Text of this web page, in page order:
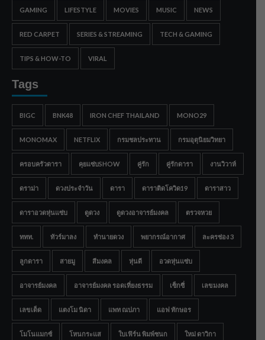
GAMING LIFESTYLE MOVIES MUSIC NEWS
RED CARPET SERIES & STREAMING TECH & GAMING
TIPS & HOW-TO VIRAL
Tags
BIGC BNK48 IRON CHEF THAILAND MONO29
MONOMAX NETFLIX กรมชลประทาน กรมอุตุนิยมวิทยา
ครอบครัวดารา คุยแซ่บSHOW คู่รัก คู่รักดารา งานวิวาห์
ดราม่า ดวงประจำวัน ดารา ดาราติดโควิด19 ดาราสาว
ดาราอวดหุ่นแซ่บ ดูดวง ดูดวงอาจารย์มงคล ตรวจหวย
ททท. ทัวร์มาลง ทำนายดวง พยากรณ์อากาศ ละครช่อง 3
ลูกดารา สายมู สีมงคล หุ่นดี อวดหุ่นแซ่บ
อาจารย์มงคล อาจารย์มงคล รอดเที่ยงธรรม เซ็กซี่ เลขมงคล
เลขเด็ด แตงโม นิดา แพท ณปภา แอฟ ทักษอร
โมโนแมกซ์ โหนกระแส ใบเฟิร์น พิมพ์ชนก ใหม่ ดาวิกา